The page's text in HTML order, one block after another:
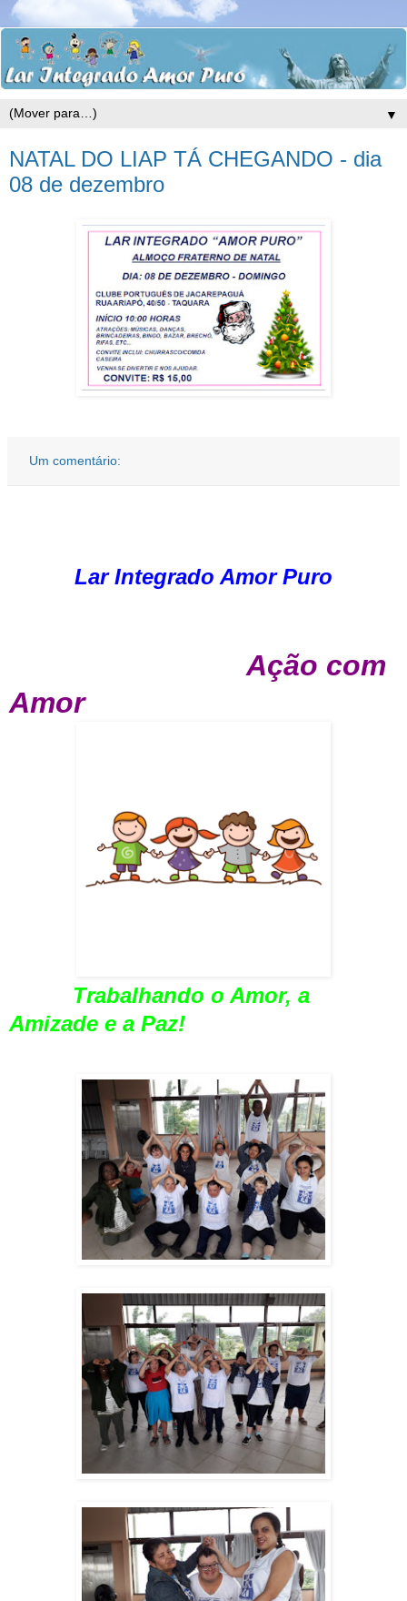
▼
NATAL DO LIAP TÁ CHEGANDO - dia
08 de dezembro
Um comentário:
Lar Integrado Amor Puro
Ação com
Amor
Trabalhando o Amor, a
Amizade e a Paz!